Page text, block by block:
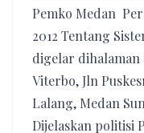
Pemko Medan
2012 Tentang
digelar dihalaman
Viterbo, Jln
Lalang, Medan
Dijelaskan politisi